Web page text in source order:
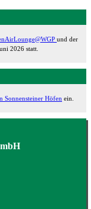
und der
2026 statt.
Sonnensteiner Höfen ein.